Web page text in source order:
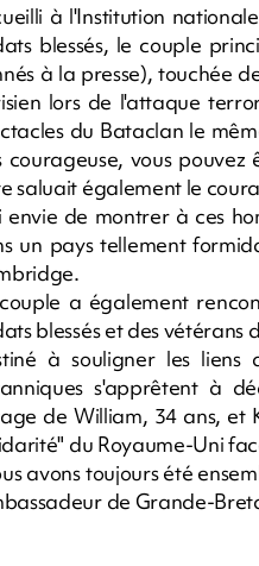
à l'Institution
blessés, le couple
à la presse), touchée
lors de l'attaque
du Bataclan le
courageuse, vous
saluait également le
envie de montrer à ces
un pays tellement
a également
blessés et des
à souligner les
s'apprêtent à
de William, 34 ans, et
du Royaume-Uni
avons toujours été
de Grande-